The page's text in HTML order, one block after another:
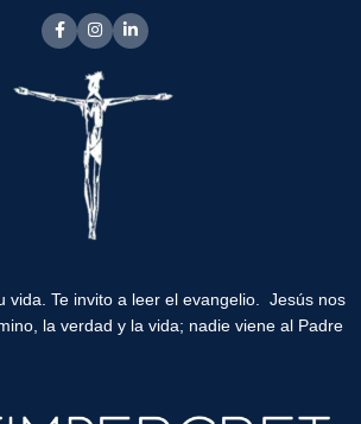
vida. Te invito a leer el evangelio. Jesús nos
la verdad y la vida; nadie viene al Padre